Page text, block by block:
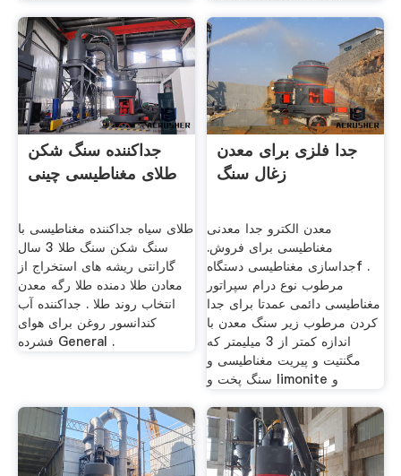
جداکننده سنگ شکن
طلای مغناطیسی چینی
طلای سیاه جداکننده مغناطیسی با
سنگ شکن سنگ طلا 3 سال
گارانتی ریشه های استخراج از
معادن طلا دمنده طلا رگه معدن
انتخاب روند طلا . جداکننده آب
کندانسور روغن برای هوای
فشرده General .
جدا فلزی برای معدن
زغال سنگ
معدن الکترو جدا معدنی
مغناطیسی برای فروش.
جداسازی مغناطیسی دستگاهf .
مرطوب نوع درام سپراتور
مغناطیسی دائمی عمدتا برای جدا
کردن مرطوب زیر سنگ معدن با
اندازه کمتر از 3 میلیمتر که
مگنتيت و پيريت مغناطیسی و
سنگ پخت و limonite و